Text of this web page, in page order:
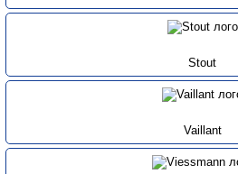
Stout
Vaillant